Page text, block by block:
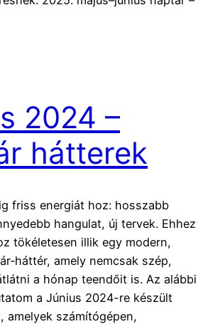
2024 –
hátterek
friss energiát hoz: hosszabb
hangulat, új tervek. Ehhez
tökéletesen illik egy modern,
amely nemcsak szép,
a hónap teendőit is. Az alábbi
a Június 2024-re készült
amelyek számítógépen,